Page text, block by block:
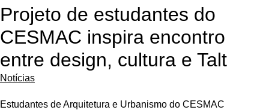
Projeto de estudantes do
CESMAC inspira encontro
entre design, cultura e Talt
Notícias
Estudantes de Arquitetura e Urbanismo do CESMAC